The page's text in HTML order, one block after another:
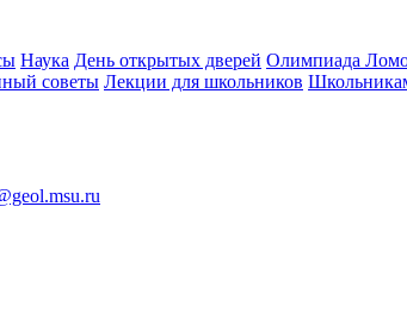
Наука День открытых дверей Олимпиада
советы Лекции для школьников